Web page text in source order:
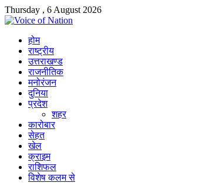
Thursday , 6 August 2026
होम
राष्ट्रीय
उत्तराखण्ड
राजनीतिक
मनोरंजन
दुनिया
प्रदेश
शहर
कारोबार
सेहत
खेल
क्राइम
राशिफल
विशेष कलम से